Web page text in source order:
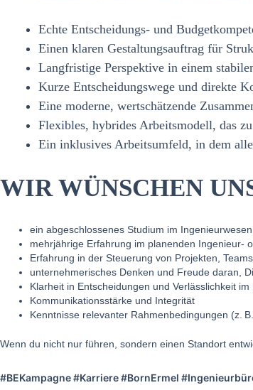
Echte Entscheidungs‑ und
Einen klaren Gestaltungsauftrag für
Langfristige Perspektive in einem
Kurze Entscheidungswege und direkte
Eine moderne, wertschätzende
Flexibles, hybrides Arbeitsmodell, das
Ein inklusives Arbeitsumfeld, in dem
WIR WÜNSCHEN
ein abgeschlossenes Studium im
mehrjährige Erfahrung im planenden Ingenieur‑
Erfahrung in der Steuerung von Projekten,
unternehmerisches Denken und Freude daran,
Klarheit in Entscheidungen und Verlässlichkeit im
Kommunikationsstärke und Integrität
Kenntnisse relevanter Rahmenbedingungen (z.
Wenn du nicht nur führen, sondern einen Standort
#BEKampagne #Karriere #BornErmel